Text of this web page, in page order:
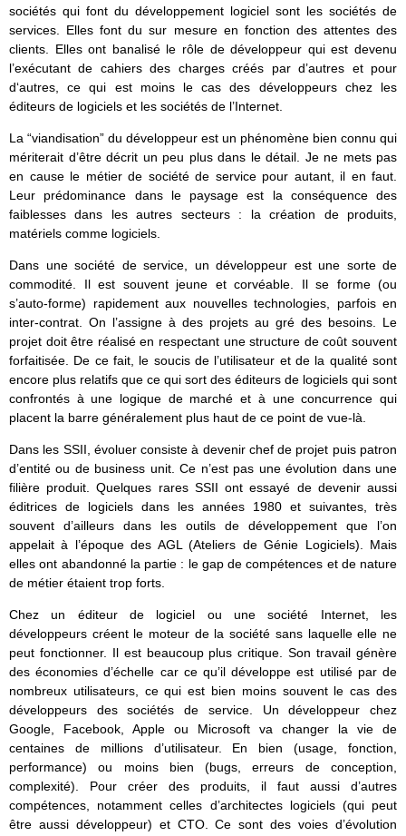
sociétés qui font du développement logiciel sont les sociétés de
services. Elles font du sur mesure en fonction des attentes des
clients. Elles ont banalisé le rôle de développeur qui est devenu
l’exécutant de cahiers des charges créés par d’autres et pour
d‘autres, ce qui est moins le cas des développeurs chez les
éditeurs de logiciels et les sociétés de l’Internet.
La “viandisation” du développeur est un phénomène bien connu qui
mériterait d’être décrit un peu plus dans le détail. Je ne mets pas
en cause le métier de société de service pour autant, il en faut.
Leur prédominance dans le paysage est la conséquence des
faiblesses dans les autres secteurs : la création de produits,
matériels comme logiciels.
Dans une société de service, un développeur est une sorte de
commodité. Il est souvent jeune et corvéable. Il se forme (ou
s’auto-forme) rapidement aux nouvelles technologies, parfois en
inter-contrat. On l’assigne à des projets au gré des besoins. Le
projet doit être réalisé en respectant une structure de coût souvent
forfaitisée. De ce fait, le soucis de l’utilisateur et de la qualité sont
encore plus relatifs que ce qui sort des éditeurs de logiciels qui sont
confrontés à une logique de marché et à une concurrence qui
placent la barre généralement plus haut de ce point de vue-là.
Dans les SSII, évoluer consiste à devenir chef de projet puis patron
d’entité ou de business unit. Ce n’est pas une évolution dans une
filière produit. Quelques rares SSII ont essayé de devenir aussi
éditrices de logiciels dans les années 1980 et suivantes, très
souvent d’ailleurs dans les outils de développement que l’on
appelait à l’époque des AGL (Ateliers de Génie Logiciels). Mais
elles ont abandonné la partie : le gap de compétences et de nature
de métier étaient trop forts.
Chez un éditeur de logiciel ou une société Internet, les
développeurs créent le moteur de la société sans laquelle elle ne
peut fonctionner. Il est beaucoup plus critique. Son travail génère
des économies d’échelle car ce qu’il développe est utilisé par de
nombreux utilisateurs, ce qui est bien moins souvent le cas des
développeurs des sociétés de service. Un développeur chez
Google, Facebook, Apple ou Microsoft va changer la vie de
centaines de millions d’utilisateur. En bien (usage, fonction,
performance) ou moins bien (bugs, erreurs de conception,
complexité). Pour créer des produits, il faut aussi d’autres
compétences, notamment celles d’architectes logiciels (qui peut
être aussi développeur) et CTO. Ce sont des voies d’évolution